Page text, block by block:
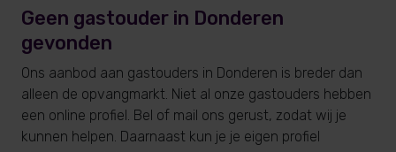
Geen gastouder in Donderen
gevonden
Ons aanbod aan gastouders in Donderen is breder dan
alleen de opvangmarkt. Niet al onze gastouders hebben
een online profiel. Bel of mail ons gerust, zodat wij je
kunnen helpen. Daarnaast kun je je eigen profiel